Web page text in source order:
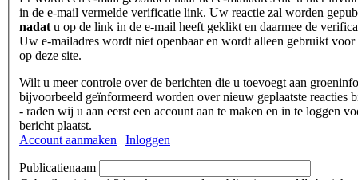
in de e-mail vermelde verificatie link. Uw reactie zal worden
nadat u op de link in de e-mail heeft geklikt en daarmee de
Uw e-mailadres wordt niet openbaar en wordt alleen gebruikt voor
op deze site.
Wilt u meer controle over de berichten die u toevoegt aan
bijvoorbeeld geïnformeerd worden over nieuw geplaatste reacties
- raden wij u aan eerst een account aan te maken en in te loggen
bericht plaatst.
Account aanmaken | Inloggen
Publicatienaam